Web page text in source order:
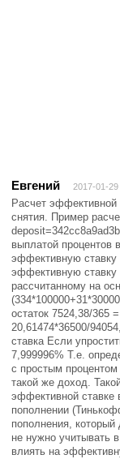
Евгений 2017-01-29
Расчет эффективной
снятия. Пример
выплатой процентов
эффективную ставку
эффективную ставку
рассчитанному на
остаток 7524,38/365
20,61474*36500/
ставка Если
7,999996% Т.е.
с простым процентом
такой же доход.
эффективной ставке
пополнении
пополнения,
не нужно учитывать
влиять на